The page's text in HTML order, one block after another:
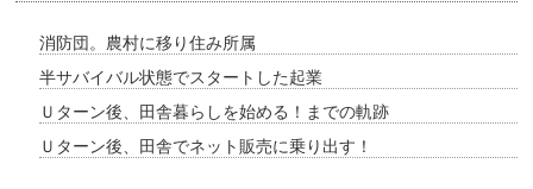
消防団。農村に移り住み所属
半サバイバル状態でスタートした起業
Ｕターン後、田舎暮らしを始める！までの軌跡
Ｕターン後、田舎でネット販売に乗り出す！